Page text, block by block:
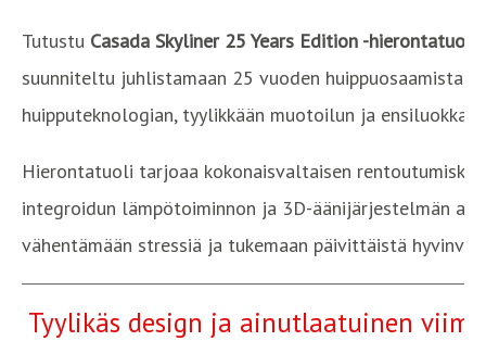
Tutustu Casada Skyliner 25 Years Edition -
suunniteltu juhlistamaan 25 vuoden huippuosaamista.
huipputeknologian, tyylikkään muotoilun ja
Hierontatuoli tarjoaa kokonaisvaltaisen
integroidun lämpötoiminnon ja 3D-äänijärjestelmän
vähentämään stressiä ja tukemaan päivittäistä
Tyylikäs design ja ainutlaatuinen